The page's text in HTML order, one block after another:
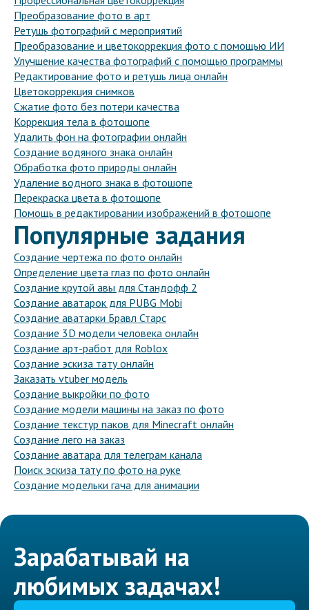
Преобразование фото в арт
Ретушь фотографий с мероприятий
Преобразование и цветокоррекция фото с помощью ИИ
Улучшение качества фотографий с помощью программы
Редактирование фото и ретушь лица онлайн
Цветокоррекция снимков
Сжатие фото без потери качества
Коррекция тела в фотошопе
Удалить фон на фотографии онлайн
Создание водяного знака онлайн
Обработка фото природы онлайн
Удаление водного знака в фотошопе
Перекраска цвета в фотошопе
Помощь в редактировании изображений в фотошопе
Популярные задания
Создание чертежа по фото онлайн
Определение цвета глаз по фото онлайн
Создание крутой авы для Стандофф 2
Создание аватарок для PUBG Mobi
Создание аватарки Бравл Старс
Создание 3D модели человека онлайн
Создание арт-работ для Roblox
Создание эскиза тату онлайн
Заказать vtuber модель
Создание выкройки по фото
Создание модели машины на заказ по фото
Создание текстур паков для Minecraft онлайн
Создание лего на заказ
Создание аватара для телеграм канала
Поиск эскиза тату по фото на руке
Создание модельки гача для анимации
Зарабатывай на
любимых задачах!